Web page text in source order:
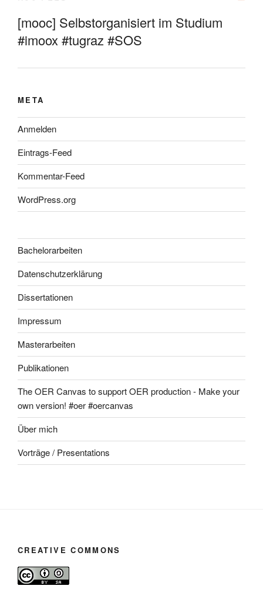
[mooc] Selbstorganisiert im Studium
#imoox #tugraz #SOS
META
Anmelden
Eintrags-Feed
Kommentar-Feed
WordPress.org
Bachelorarbeiten
Datenschutzerklärung
Dissertationen
Impressum
Masterarbeiten
Publikationen
The OER Canvas to support OER production - Make your
own version! #oer #oercanvas
Über mich
Vorträge / Presentations
CREATIVE COMMONS